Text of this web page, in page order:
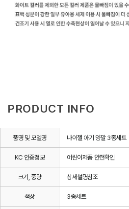
PRODUCT INFO
품명 및 모델명 나이젤 아기 양말 3종세트
KC 인증정보 어린이제품 안전확인
크기, 중량 상세설명참조
색상 3종세트